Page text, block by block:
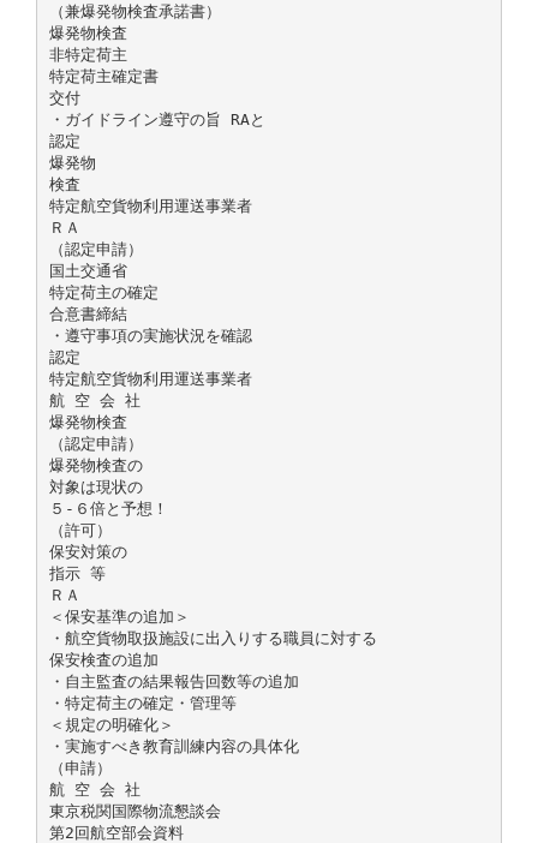
（兼爆発物検査承諾書）
爆発物検査
非特定荷主
特定荷主確定書
交付
・ガイドライン遵守の旨 RAと
認定
爆発物
検査
特定航空貨物利用運送事業者
ＲＡ
（認定申請）
国土交通省
特定荷主の確定
合意書締結
・遵守事項の実施状況を確認
認定
特定航空貨物利用運送事業者
航 空 会 社
爆発物検査
（認定申請）
爆発物検査の
対象は現状の
５‐６倍と予想！
（許可）
保安対策の
指示 等
ＲＡ
＜保安基準の追加＞
・航空貨物取扱施設に出入りする職員に対する
保安検査の追加
・自主監査の結果報告回数等の追加
・特定荷主の確定・管理等
＜規定の明確化＞
・実施すべき教育訓練内容の具体化
（申請）
航 空 会 社
東京税関国際物流懇談会
第2回航空部会資料